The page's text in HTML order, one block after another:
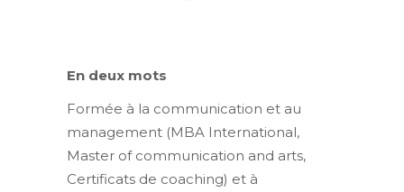
En deux mots
Formée à la communication et au
management (MBA International,
Master of communication and arts,
Certificats de coaching) et à